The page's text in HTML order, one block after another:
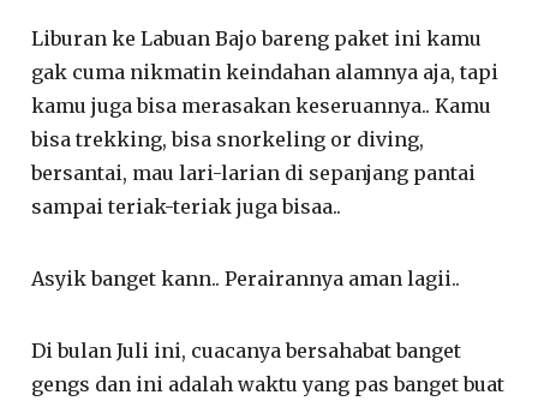
Liburan ke Labuan Bajo bareng paket ini kamu
gak cuma nikmatin keindahan alamnya aja, tapi
kamu juga bisa merasakan keseruannya.. Kamu
bisa trekking, bisa snorkeling or diving,
bersantai, mau lari-larian di sepanjang pantai
sampai teriak-teriak juga bisaa..
Asyik banget kann.. Perairannya aman lagii..
Di bulan Juli ini, cuacanya bersahabat banget
gengs dan ini adalah waktu yang pas banget buat